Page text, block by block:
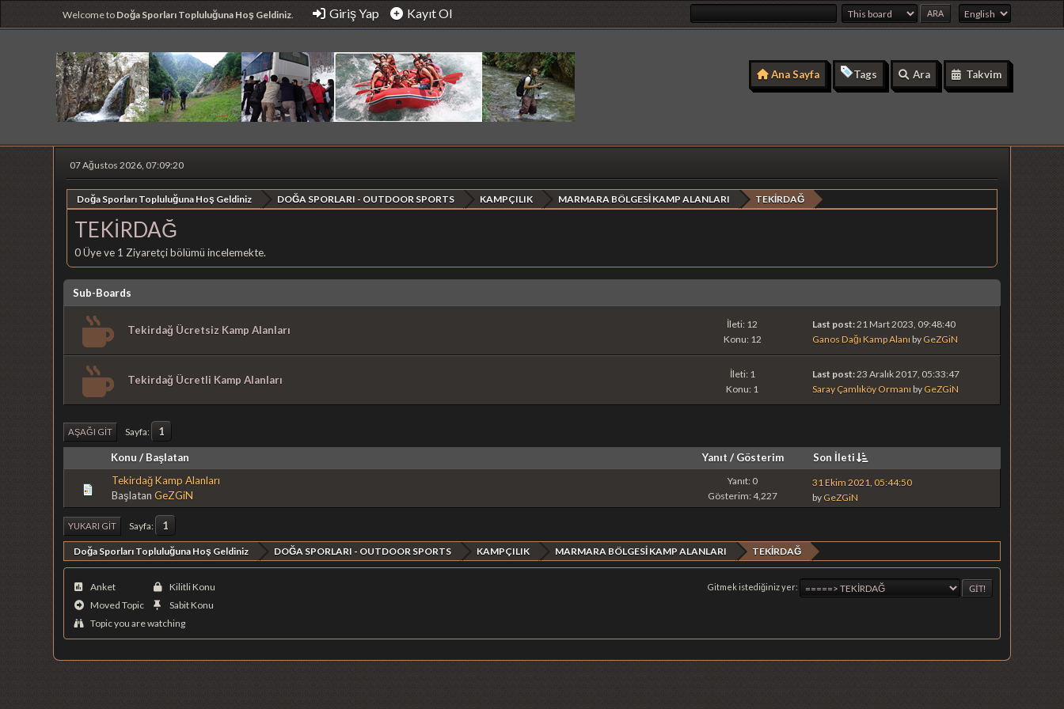
Welcome to Doğa Sporları Topluluğuna Hoş Geldiniz. Giriş Yap Kayıt Ol
Ana Sayfa Tags Ara Takvim
07 Ağustos 2026, 07:09:20
Doğa Sporları Topluluğuna Hoş Geldiniz DOĞA SPORLARI - OUTDOOR SPORTS KAMPÇILIK MARMARA BÖLGESİ KAMP ALANLARI TEKİRDAĞ
TEKİRDAĞ
0 Üye ve 1 Ziyaretçi bölümü incelemekte.
Sub-Boards
Tekirdağ Ücretsiz Kamp Alanları
İleti: 12
Konu: 12
Last post:21 Mart 2023, 09:48:40
Ganos Dağı Kamp Alanı by GeZGiN
Tekirdağ Ücretli Kamp Alanları
İleti: 1
Konu: 1
Last post:23 Aralık 2017, 05:33:47
Saray Çamlıköy Ormanı by GeZGiN
AŞAĞI GIT Sayfa 1
Konu / Başlatan Yanıt / Gösterim
Son İleti
Tekirdağ Kamp Alanları
BaşlatanGeZGiN
Yanıt: 0
Gösterim: 4,227
31 Ekim 2021, 05:44:50
by GeZGiN
YUKARI GIT Sayfa 1
Doğa Sporları Topluluğuna Hoş Geldiniz DOĞA SPORLARI - OUTDOOR SPORTS KAMPÇILIK MARMARA BÖLGESİ KAMP ALANLARI TEKİRDAĞ
Gitmek istediğiniz yer
Anket
Moved Topic
Kilitli Konu
Sabit Konu
Topic you are watching